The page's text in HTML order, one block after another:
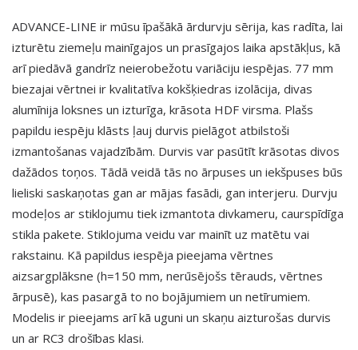
ADVANCE-LINE ir mūsu īpašākā ārdurvju sērija, kas radīta, lai
izturētu ziemeļu mainīgajos un prasīgajos laika apstākļus, kā
arī piedāvā gandrīz neierobežotu variāciju iespējas. 77 mm
biezajai vērtnei ir kvalitatīva kokšķiedras izolācija, divas
alumīnija loksnes un izturīga, krāsota HDF virsma. Plašs
papildu iespēju klāsts ļauj durvis pielāgot atbilstoši
izmantošanas vajadzībām. Durvis var pasūtīt krāsotas divos
dažādos toņos. Tādā veidā tās no ārpuses un iekšpuses būs
lieliski saskaņotas gan ar mājas fasādi, gan interjeru. Durvju
modeļos ar stiklojumu tiek izmantota divkameru, caurspīdīga
stikla pakete. Stiklojuma veidu var mainīt uz matētu vai
rakstainu. Kā papildus iespēja pieejama vērtnes
aizsargplāksne (h=150 mm, nerūsējošs tērauds, vērtnes
ārpusē), kas pasargā to no bojājumiem un netīrumiem.
Modelis ir pieejams arī kā uguni un skaņu aizturošas durvis
un ar RC3 drošības klasi.